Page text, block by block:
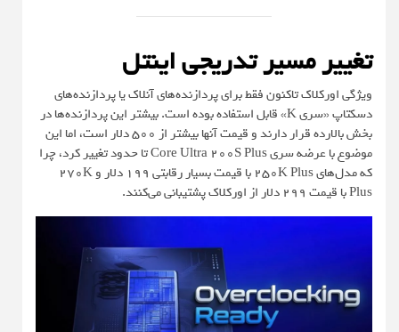
تغییر مسیر تدریجی اینتل
ویژگی اورکلاک تاکنون فقط برای پردازنده‌های آنلاک‌ یا پردازنده‌های
دسکتاپ «سری K» قابل استفاده بوده است. بیشتر این پردازنده‌ها در
بخش بالا‌رده قرار دارند و قیمت آنها بیشتر از ۵۰۰ دلار است، اما این
موضوع با عرضه سری Core Ultra 200S Plus تا حدود تغییر کرد، چرا
که مدل‌های 250K Plus با قیمت بسیار رقابتی ۱۹۹ دلار و 270K
Plus با قیمت ۲۹۹ دلار از اورکلاک پشتیبانی می‌کنند.